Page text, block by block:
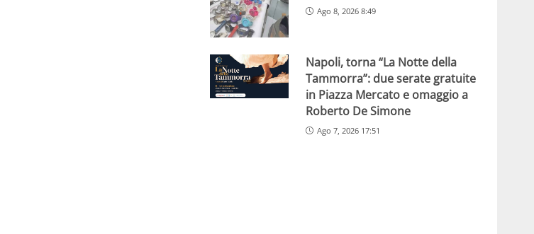
Ago 8, 2026 8:49
Napoli, torna “La Notte della
Tammorra”: due serate gratuite
in Piazza Mercato e omaggio a
Roberto De Simone
Ago 7, 2026 17:51